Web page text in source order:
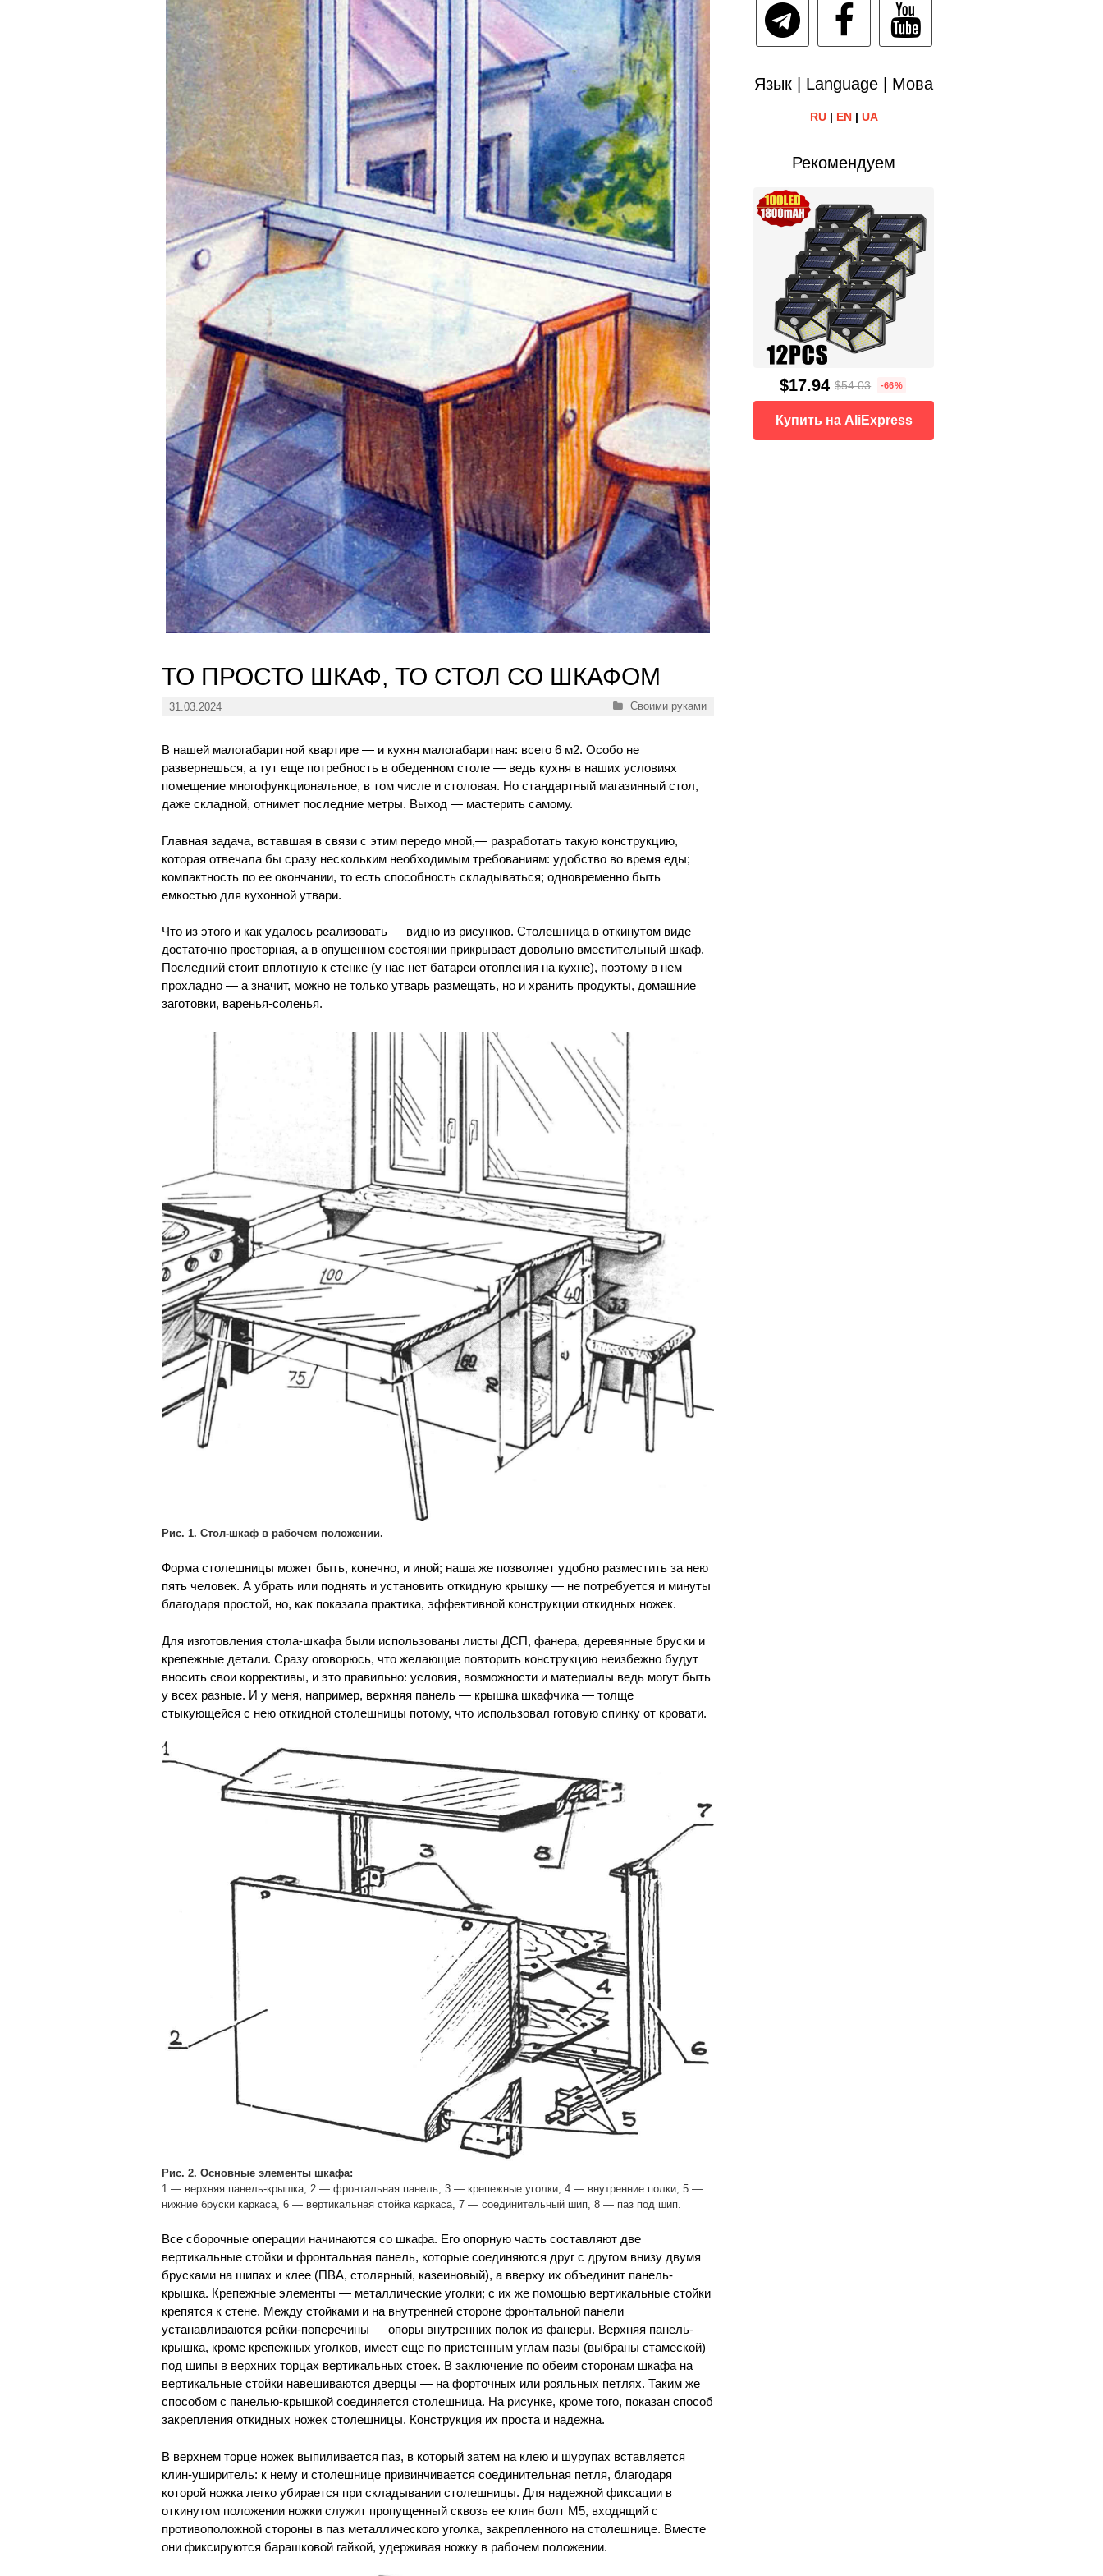
ТО ПРОСТО ШКАФ, ТО СТОЛ СО ШКАФОМ
31.03.2024 Рубрики
Своими руками
В нашей малогабаритной квартире — и кухня малогабаритная: всего 6 м2. Особо не
развернешься, а тут еще потребность в обеденном столе — ведь кухня в наших условиях
помещение многофункциональное, в том числе и столовая. Но стандартный магазинный стол,
даже складной, отнимет последние метры. Выход — мастерить самому.
Главная задача, вставшая в связи с этим передо мной,— разработать такую конструкцию,
которая отвечала бы сразу нескольким необходимым требованиям: удобство во время еды;
компактность по ее окончании, то есть способность складываться; одновременно быть
емкостью для кухонной утвари.
Что из этого и как удалось реализовать — видно из рисунков. Столешница в откинутом виде
достаточно просторная, а в опущенном состоянии прикрывает довольно вместительный шкаф.
Последний стоит вплотную к стенке (у нас нет батареи отопления на кухне), поэтому в нем
прохладно — а значит, можно не только утварь размещать, но и хранить продукты, домашние
заготовки, варенья-соленья.
Рис. 1. Стол-шкаф в рабочем положении.
Форма столешницы может быть, конечно, и иной; наша же позволяет удобно разместить за нею
пять человек. А убрать или поднять и установить откидную крышку — не потребуется и минуты
благодаря простой, но, как показала практика, эффективной конструкции откидных ножек.
Для изготовления стола-шкафа были использованы листы ДСП, фанера, деревянные бруски и
крепежные детали. Сразу оговорюсь, что желающие повторить конструкцию неизбежно будут
вносить свои коррективы, и это правильно: условия, возможности и материалы ведь могут быть
у всех разные. И у меня, например, верхняя панель — крышка шкафчика — толще
стыкующейся с нею откидной столешницы потому, что использовал готовую спинку от кровати.
Рис. 2. Основные элементы шкафа:
1 — верхняя панель-крышка, 2 — фронтальная панель, 3 — крепежные уголки, 4 — внутренние полки, 5 —
нижние бруски каркаса, 6 — вертикальная стойка каркаса, 7 — соединительный шип, 8 — паз под шип.
Все сборочные операции начинаются со шкафа. Его опорную часть составляют две
вертикальные стойки и фронтальная панель, которые соединяются друг с другом внизу двумя
брусками на шипах и клее (ПВА, столярный, казеиновый), а вверху их объединит панель-
крышка. Крепежные элементы — металлические уголки; с их же помощью вертикальные стойки
крепятся к стене. Между стойками и на внутренней стороне фронтальной панели
устанавливаются рейки-поперечины — опоры внутренних полок из фанеры. Верхняя панель-
крышка, кроме крепежных уголков, имеет еще по пристенным углам пазы (выбраны стамеской)
под шипы в верхних торцах вертикальных стоек. В заключение по обеим сторонам шкафа на
вертикальные стойки навешиваются дверцы — на форточных или рояльных петлях. Таким же
способом с панелью-крышкой соединяется столешница. На рисунке, кроме того, показан способ
закрепления откидных ножек столешницы. Конструкция их проста и надежна.
В верхнем торце ножек выпиливается паз, в который затем на клею и шурупах вставляется
клин-уширитель: к нему и столешнице привинчивается соединительная петля, благодаря
которой ножка легко убирается при складывании столешницы. Для надежной фиксации в
откинутом положении ножки служит пропущенный сквозь ее клин болт М5, входящий с
противоположной стороны в паз металлического уголка, закрепленного на столешнице. Вместе
они фиксируются барашковой гайкой, удерживая ножку в рабочем положении.
Язык | Language | Мова
RU| EN| UA
Рекомендуем
$17.94 $54.03 -66%
Купить на AliExpress